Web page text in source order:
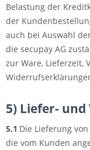
Belastung der
der
auch bei Auswahl
die secupay AG
zur Ware, Lieferzeit,
5) Liefer-
5.1 Die Lieferung
die vom Kunden